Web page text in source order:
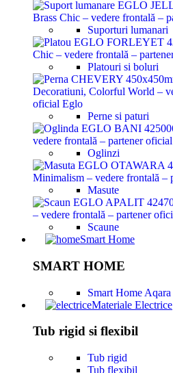
Suporturi lumanari
Platouri si boluri
Perne si paturi
Oglinzi
Masute
Scaune
Smart Home
SMART HOME
Smart Home Aqara
Materiale Electrice
Tub rigid si flexibil
Tub rigid
Tub flexibil